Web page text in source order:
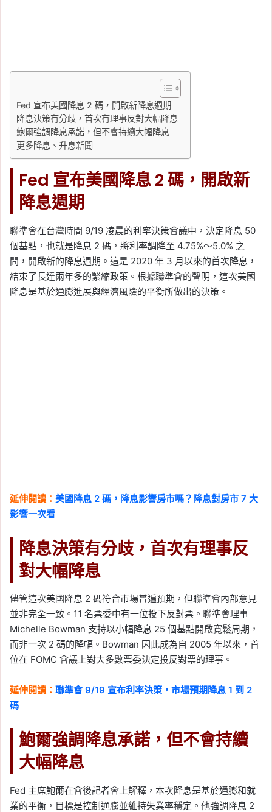
Fed 宣布美國降息 2 碼，開啟新降息週期
降息決策有分歧，首次有理事反對大幅降息
鮑爾強調降息承諾，但不會持續大幅降息
更多降息、升息新聞
Fed 宣布美國降息 2 碼，開啟新
降息週期
聯準會在台灣時間 9/19 凌晨的利率決策會議中，決定降息 50
個基點，也就是降息 2 碼，將利率調降至 4.75%～5.0% 之
間，開啟新的降息週期。這是 2020 年 3 月以來的首次降息，
結束了長達兩年多的緊縮政策。根據聯準會的聲明，這次美國
降息是基於通膨進展與經濟風險的平衡所做出的決策。
延伸閱讀： 美國降息 2 碼，降息影響房市嗎？降息對房市 7 大
影響一次看
降息決策有分歧，首次有理事反
對大幅降息
儘管這次美國降息 2 碼符合市場普遍預期，但聯準會內部意見
並非完全一致。11 名票委中有一位投下反對票。聯準會理事
Michelle Bowman 支持以小幅降息 25 個基點開啟寬鬆周期，
而非一次 2 碼的降幅。Bowman 因此成為自 2005 年以來，首
位在 FOMC 會議上對大多數票委決定投反對票的理事。
延伸閱讀： 聯準會 9/19 宣布利率決策，市場預期降息 1 到 2
碼
鮑爾強調降息承諾，但不會持續
大幅降息
Fed 主席鮑爾在會後記者會上解釋，本次降息是基於通膨和就
業的平衡，目標是控制通膨並維持失業率穩定。他強調降息 2